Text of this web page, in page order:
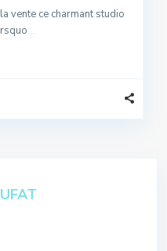
vente ce charmant studio
...